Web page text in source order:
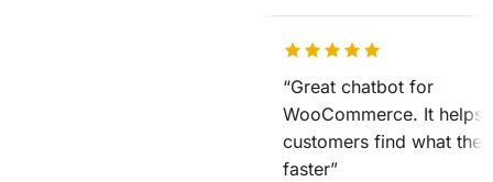
“Great chatbot for
WooCommerce. It helps
customers find what
faster”